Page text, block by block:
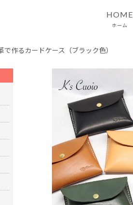
HOME
ホーム
で作るカードケース（ブラック色）